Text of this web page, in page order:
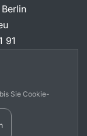
91
Sie Cookie-